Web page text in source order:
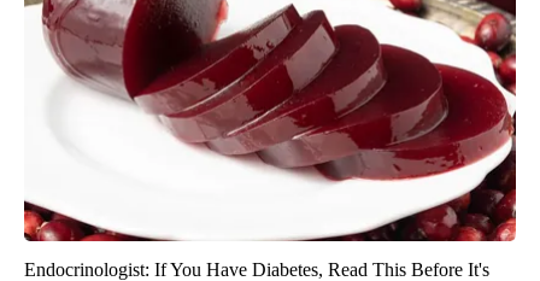
Endocrinologist: If You Have Diabetes, Read This Before It's